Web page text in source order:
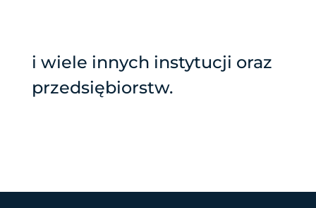
i wiele innych instytucji oraz
przedsiębiorstw.